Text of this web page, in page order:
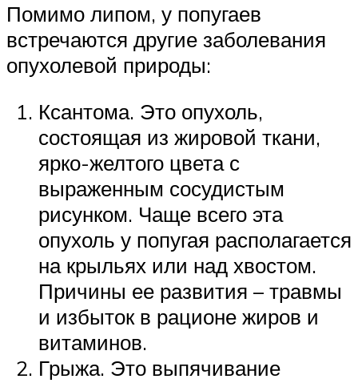
Помимо липом, у попугаев
встречаются другие заболевания
опухолевой природы:
Ксантома. Это опухоль,
состоящая из жировой ткани,
ярко-желтого цвета с
выраженным сосудистым
рисунком. Чаще всего эта
опухоль у попугая располагается
на крыльях или над хвостом.
Причины ее развития – травмы
и избыток в рационе жиров и
витаминов.
Грыжа. Это выпячивание